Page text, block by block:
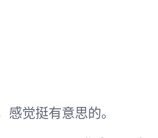
感觉挺有意思的。